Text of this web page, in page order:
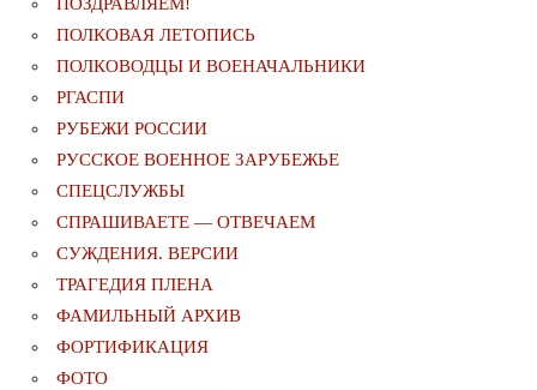
ПОЛКОВАЯ ЛЕТОПИСЬ
ПОЛКОВОДЦЫ И ВОЕНАЧАЛЬНИКИ
РГАСПИ
РУБЕЖИ РОССИИ
РУССКОЕ ВОЕННОЕ ЗАРУБЕЖЬЕ
СПЕЦСЛУЖБЫ
СПРАШИВАЕТЕ — ОТВЕЧАЕМ
СУЖДЕНИЯ. ВЕРСИИ
ТРАГЕДИЯ ПЛЕНА
ФАМИЛЬНЫЙ АРХИВ
ФОРТИФИКАЦИЯ
ФОТО